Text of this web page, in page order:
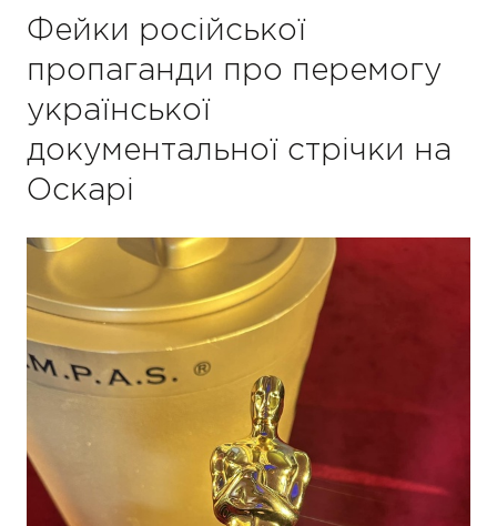
Фейки російської
пропаганди про перемогу
української
документальної стрічки на
Оскарі